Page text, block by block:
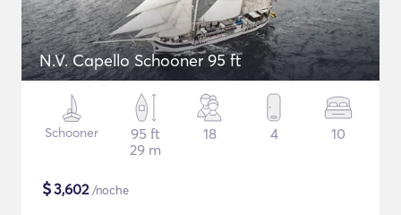
N.V. Capello Schooner 95 ft
Schooner
95 ft
29 m
18 4 10
$3,602/noche